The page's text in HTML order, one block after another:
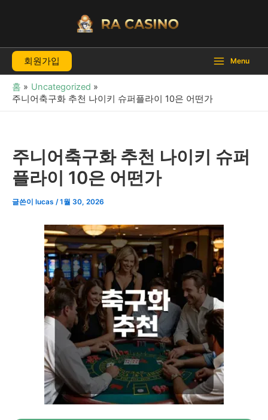
로
너
회원가입 Menu
홈
Uncategorized
주니어축구화 추천 나이키 슈퍼플라이 10은 어떤가
주니어축구화 추천 나이키 슈퍼
플라이 10은 어떤가
글쓴이 lucas /1월 30, 2026